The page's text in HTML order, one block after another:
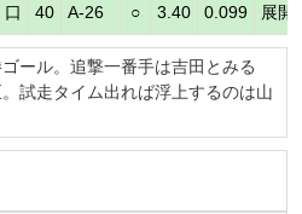
40 A-26 ○ 3.40 0.099 展開
ール。追撃一番手は吉田とみる
試走タイム出れば浮上するのは山